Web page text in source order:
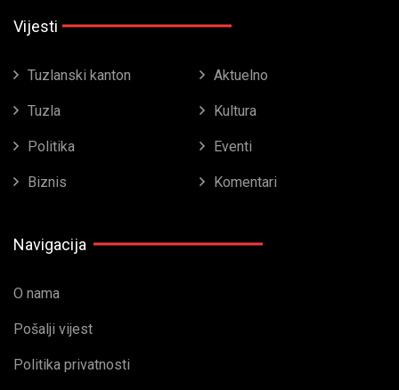
Vijesti
Tuzlanski kanton Aktuelno
Tuzla Kultura
Politika Eventi
Biznis Komentari
Navigacija
O nama
Pošalji vijest
Politika privatnosti